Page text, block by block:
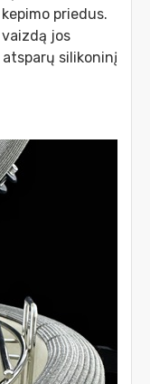
priedus.
jos
silikoninį